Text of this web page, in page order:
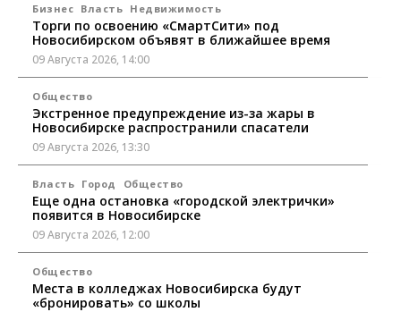
Бизнес Власть Недвижимость
Торги по освоению «СмартСити» под
Новосибирском объявят в ближайшее время
09 Августа 2026, 14:00
Общество
Экстренное предупреждение из-за жары в
Новосибирске распространили спасатели
09 Августа 2026, 13:30
Власть Город Общество
Еще одна остановка «городской электрички»
появится в Новосибирске
09 Августа 2026, 12:00
Общество
Места в колледжах Новосибирска будут
«бронировать» со школы